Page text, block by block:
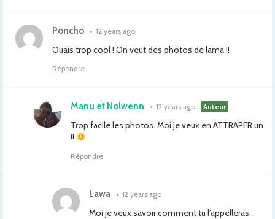
Poncho • 12 years ago
Ouais trop cool ! On veut des photos de lama !!
Répondre
Manu et Nolwenn • 12 years ago Auteur
Trop facile les photos. Moi je veux en ATTRAPER un
!!
Répondre
Lawa • 12 years ago
Moi je veux savoir comment tu l’appelleras…